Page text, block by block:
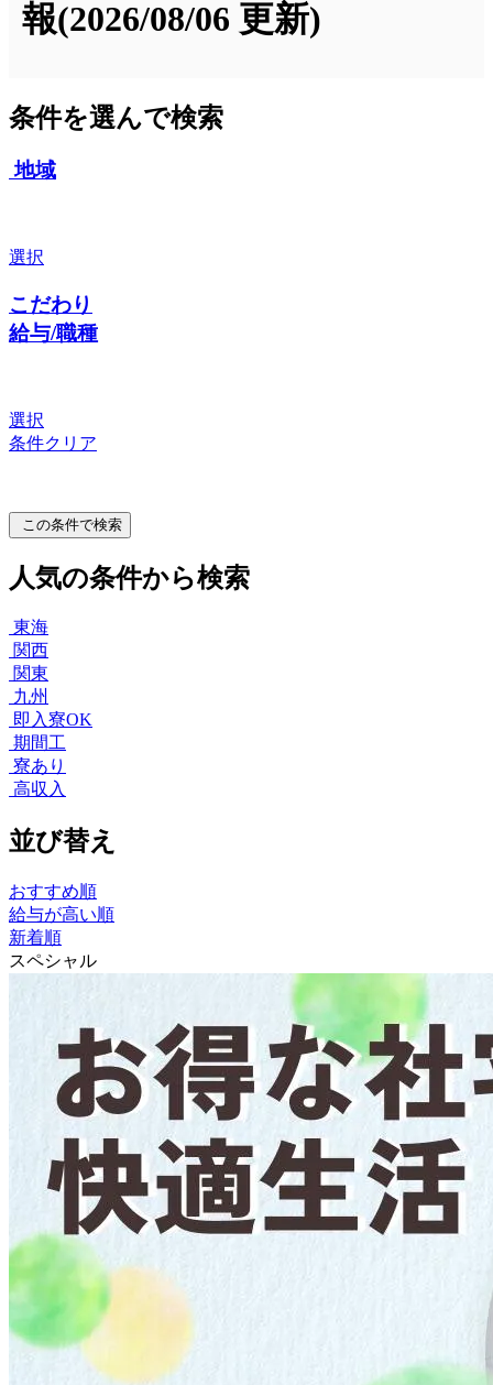
報(2026/08/06 更新)
条件を選んで検索
地域
選択
こだわり
給与/職種
選択
条件クリア
この条件で検索
人気の条件から検索
東海
関西
関東
九州
即入寮OK
期間工
寮あり
高収入
並び替え
おすすめ順
給与が高い順
新着順
スペシャル